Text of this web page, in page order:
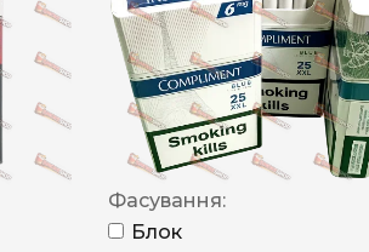
Фасування:
Блок